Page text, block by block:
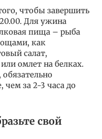
чтобы завершить
Для ужина
пища – рыба
как
салат,
омлет на белках.
обязательно
чем за 2-3 часа до
свой